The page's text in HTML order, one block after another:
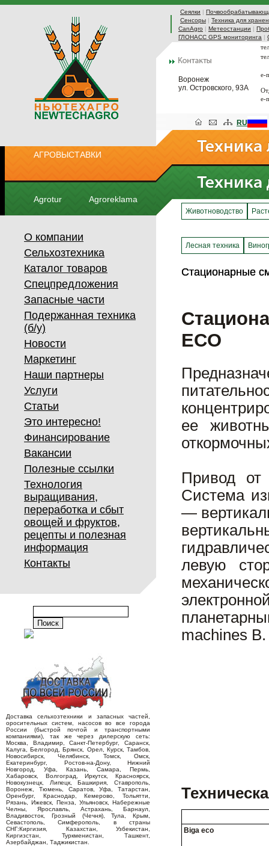
Сеялки |
Сенсоры | Техника для
CanAgro | Метеостанции |
ГЛОНАСС GPS мониторинга |
Воронеж
ул. Островского, 93А
e-
e-
АГРОВЫСТАВКИ
Agrotur Agroreklama
RU
О компании
Сельхозтехника
Каталог товаров
Спецпредложения
Запасные части
Подержанная техника
(б/у)
Новости
Маркетинг
Наши партнеры
Услуги
Статьи
Это интересно!
Финансирование
Вакансии
Полезные ссылки
Технология
выращивания,
переработка и сбыт
овощей и фруктов,
рецепты и полезная
информация
Контакты
Доставка сельхозтехники и запасных частей,
оросительных систем, насосов во все города
России (быстрой почтой и транспортными
компаниями), так же через дилерскую сеть:
Москва, Владимир, Санкт-Петербург, Саранск,
Калуга, Белгород, Брянск, Орел, Курск, Тамбов,
Новосибирск, Челябинск, Томск, Омск,
Екатеринбург, Ростов-на-Дону, Нижний
Новгород, Уфа, Казань, Самара, Пермь,
Хабаровск, Волгоград, Иркутск, Красноярск,
Новокузнецк, Липецк, Башкирия, Ставрополь,
Воронеж, Тюмень, Саратов, Уфа, Татарстан,
Оренбург, Краснодар, Кемерово, Тольятти,
Рязань, Ижевск, Пенза, Ульяновск, Набережные
Челны, Ярославль, Астрахань, Барнаул,
Владивосток, Грозный (Чечня), Тула, Крым,
Севастополь, Симферополь, в страны
СНГ:Киргизия, Казахстан, Узбекистан,
Киргизстан, Туркменистан, Ташкент,
Азербайджан, Таджикистан.
Животноводство
Лесная техника
Стационарные
Стационарные
ECO
ее
Привод от
Система
—
левую
machines B.
Biga eco